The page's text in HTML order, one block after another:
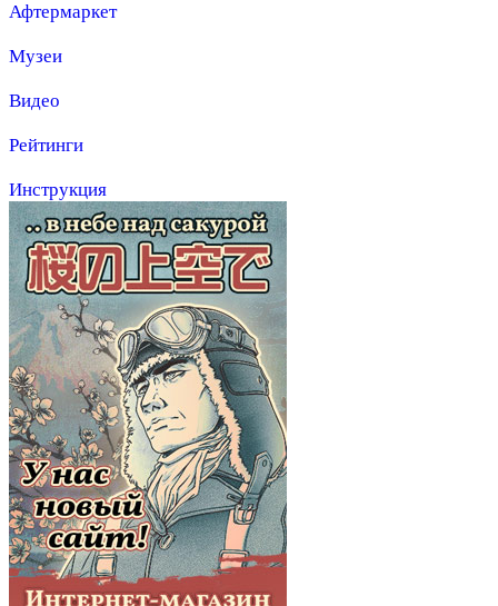
Афтермаркет
Музеи
Видео
Рейтинги
Инструкция